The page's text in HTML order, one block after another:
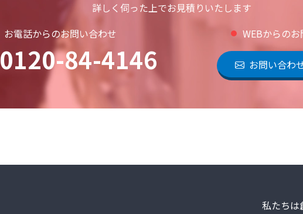
詳しく伺った上でお見積りいたします
お電話からのお問い合わせ
0120-84-4146
WEBからの
お問い合わ
私たちは